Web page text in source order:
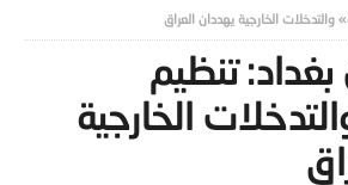
الخارجية يهددان العراق
تنظيم
الخارجية